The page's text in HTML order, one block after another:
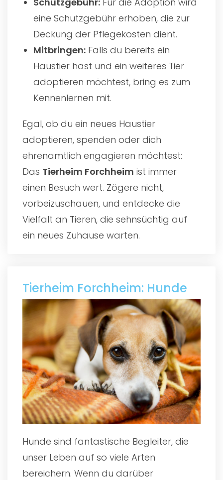
eine Schutzgebühr erhoben, die zur
Deckung der Pflegekosten dient.
Mitbringen: Falls du bereits ein
Haustier hast und ein weiteres Tier
adoptieren möchtest, bring es zum
Kennenlernen mit.
Egal, ob du ein neues Haustier
adoptieren, spenden oder dich
ehrenamtlich engagieren möchtest:
Das Tierheim Forchheim ist immer
einen Besuch wert. Zögere nicht,
vorbeizuschauen, und entdecke die
Vielfalt an Tieren, die sehnsüchtig auf
ein neues Zuhause warten.
Tierheim Forchheim: Hunde
Hunde sind fantastische Begleiter, die
unser Leben auf so viele Arten
bereichern. Wenn du darüber